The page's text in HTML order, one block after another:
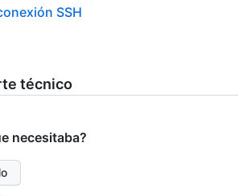
SSH
técnico
necesitaba?